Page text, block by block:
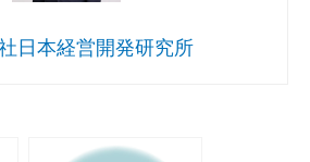
日本経営開発研究所